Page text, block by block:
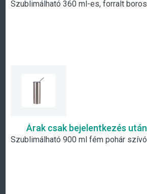
Árak csak bejelentkezés után